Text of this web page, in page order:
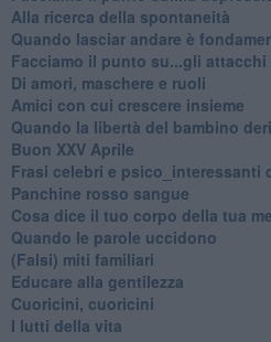
​Alla ricerca della spontaneità
​Quando lasciar andare è
Facciamo il punto su...gli
Di amori, maschere e ruoli
​Amici con cui crescere insieme
​Quando la libertà del bambino
Buon XXV Aprile
​Frasi celebri e psico_interessanti
​Panchine rosso sangue
​Cosa dice il tuo corpo della tua
​Quando le parole uccidono
​(Falsi) miti familiari
​Educare alla gentilezza
​Cuoricini, cuoricini
I lutti della vita